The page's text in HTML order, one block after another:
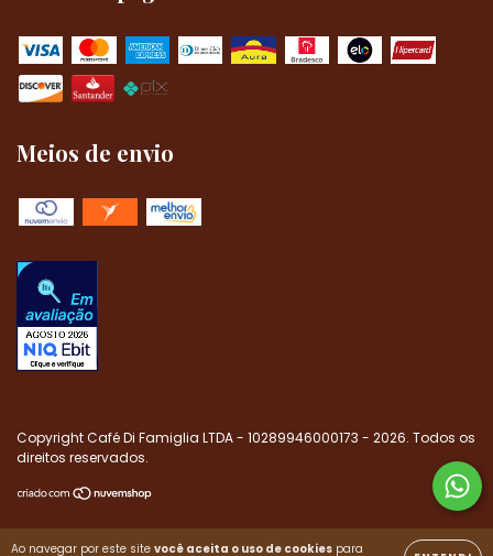
Ao navegar por este site você aceita o uso de cookies para
Meios de envio
Copyright Café Di Famiglia LTDA - 10289946000173 - 2026. Todos os
direitos reservados.